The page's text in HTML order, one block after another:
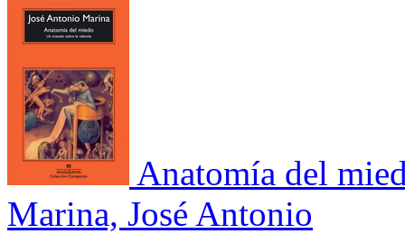
Anatomía del
Marina, José Antonio